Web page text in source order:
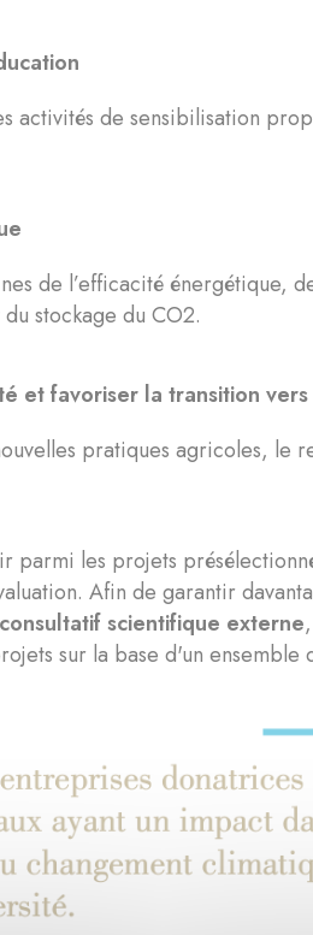
activités de sensibilisation
de l’efficacité énergétique,
stockage du CO2.
et favoriser la transition
pratiques agricoles, le
parmi les projets
Afin de garantir
scientifique externe
sur la base d'un ensemble